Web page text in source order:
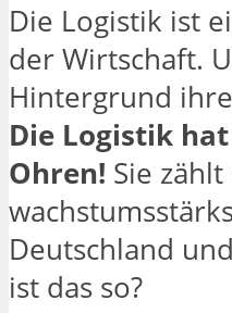
Die Logistik ist
der Wirtschaft.
Hintergrund
Die Logistik
Ohren! Sie
Deutschland
ist das so?